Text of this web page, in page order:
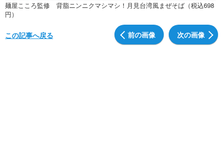
麺屋こころ監修 背脂ニンニクマシマシ！月見台湾風まぜそば（税込698
円）
前の画像 次の画像
この記事へ戻る